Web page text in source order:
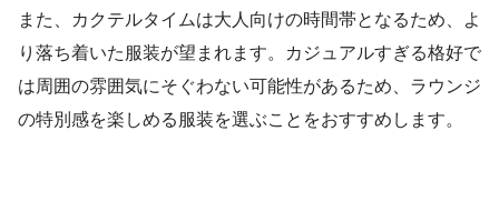
また、カクテルタイムは大人向けの時間帯となるため、よ
り落ち着いた服装が望まれます。カジュアルすぎる格好で
は周囲の雰囲気にそぐわない可能性があるため、ラウンジ
の特別感を楽しめる服装を選ぶことをおすすめします。